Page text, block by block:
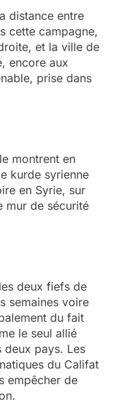
distance entre
cette campagne,
et la ville de
encore aux
prise dans
montrent en
kurde syrienne
en Syrie, sur
mur de sécurité
deux fiefs de
semaines voire
du fait
le seul allié
deux pays. Les
du Califat
empêcher de